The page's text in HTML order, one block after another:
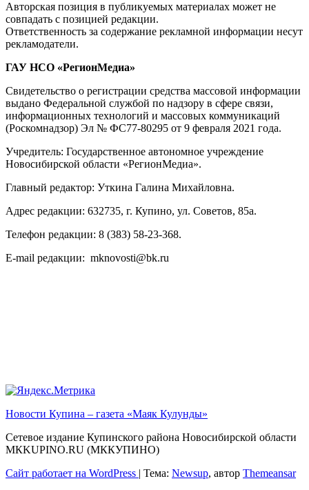
Авторская позиция в публикуемых материалах может не
совпадать с позицией редакции.
Ответственность за содержание рекламной информации несут
рекламодатели.
ГАУ НСО «РегионМедиа»
Свидетельство о регистрации средства массовой информации
выдано Федеральной службой по надзору в сфере связи,
информационных технологий и массовых коммуникаций
(Роскомнадзор) Эл № ФС77-80295 от 9 февраля 2021 года.
Учредитель: Государственное автономное учреждение
Новосибирской области «РегионМедиа».
Главный редактор: Уткина Галина Михайловна.
Адрес редакции: 632735, г. Купино, ул. Советов, 85а.
Телефон редакции: 8 (383) 58-23-368.
E-mail редакции: mknovosti@bk.ru
Новости Купина – газета «Маяк Кулунды»
Сетевое издание Купинского района Новосибирской области
МКKUPINO.RU (МККУПИНО)
Сайт работает на WordPress
Тема: Newsup, автор Themeansar